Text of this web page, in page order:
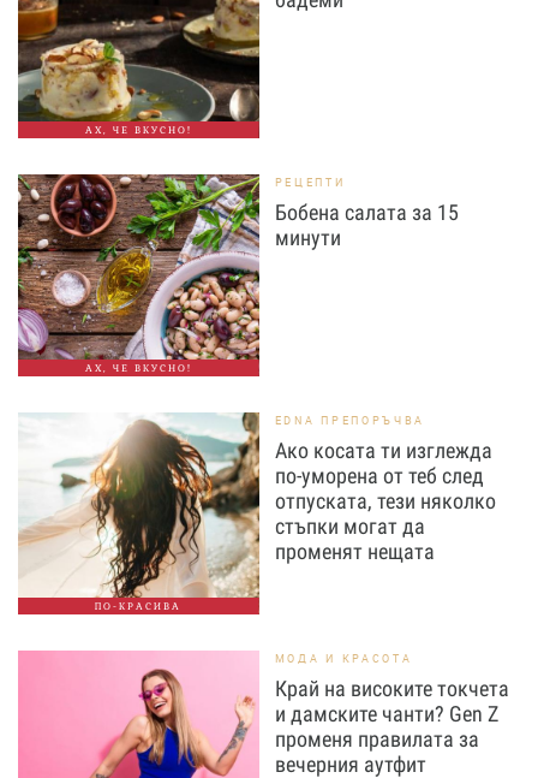
АХ, ЧЕ ВКУСНО!
АХ, ЧЕ ВКУСНО!
РЕЦЕПТИ
Бобена салата за 15
минути
ПО-КРАСИВА
EDNA ПРЕПОРЪЧВА
Ако косата ти изглежда
по-уморена от теб след
отпуската, тези няколко
стъпки могат да
променят нещата
МОДА И КРАСОТА
Край на високите токчета
и дамските чанти? Gen Z
променя правилата за
вечерния аутфит